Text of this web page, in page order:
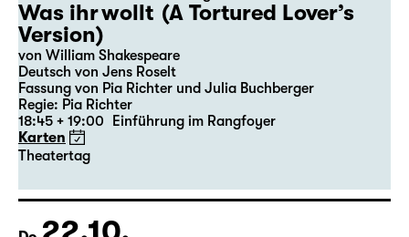
Mi 21.10.
19:30 — 20:55 Große Bühne
Wiederaufnahme,Theatertag
Was ihr wollt (A Tortured Lover’s
Version)
von William Shakespeare
Deutsch von Jens Roselt
Fassung von Pia Richter und Julia Buchberger
18:45 + 19:00 Einführung im Rangfoyer
Theatertag